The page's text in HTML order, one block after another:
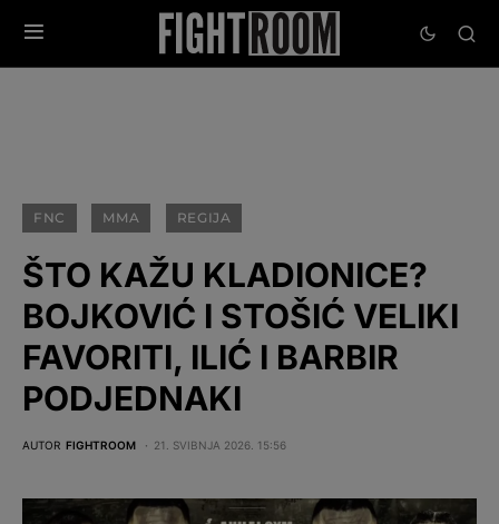
FNC MMA REGIJA
ŠTO KAŽU KLADIONICE?
BOJKOVIĆ I STOŠIĆ VELIKI
FAVORITI, ILIĆ I BARBIR
PODJEDNAKI
AUTOR FIGHTROOM 21. SVIBNJA 2026. 15:56